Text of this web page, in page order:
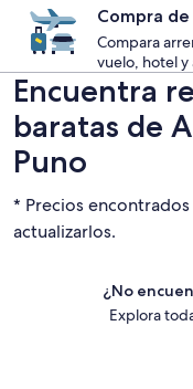
Compra
Compara
vuelo, hotel y
Encuentra
baratas de
Puno
* Precios
actualizarlos.
¿No
Explora